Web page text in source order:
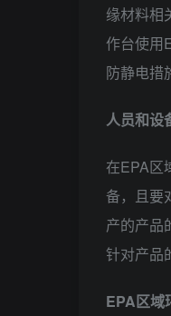
缘材料相
作台使用
防静电措
人员和设
在EPA区
备，且要
产的产品
针对产品
EPA区域